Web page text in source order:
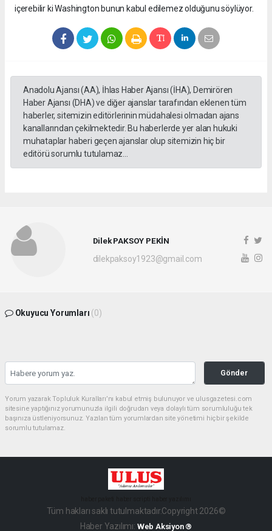
içerebilir ki Washington bunun kabul edilemez olduğunu söylüyor.
Anadolu Ajansı (AA), İhlas Haber Ajansı (İHA), Demirören
Haber Ajansı (DHA) ve diğer ajanslar tarafından eklenen tüm
haberler, sitemizin editörlerinin müdahalesi olmadan ajans
kanallarından çekilmektedir. Bu haberlerde yer alan hukuki
muhataplar haberi geçen ajanslar olup sitemizin hiç bir
editörü sorumlu tutulamaz...
Dilek PAKSOY PEKİN
dilekpaksoy1923@gmail.com
Okuyucu Yorumları (0)
Gönder
Yorum yazarak Topluluk Kuralları’nı kabul etmiş bulunuyor ve ulusgazetesi.com
sitesine yaptığınız yorumunuzla ilgili doğrudan veya dolaylı tüm sorumluluğu tek
başınıza üstleniyorsunuz. Yazılan tüm yorumlardan site yönetimi hiçbir şekilde
sorumlu tutulamaz.
Tüm hakları saklı tutulmaktadır.Copyright 2026©
Haber Yazılımı: Web Aksiyon ®